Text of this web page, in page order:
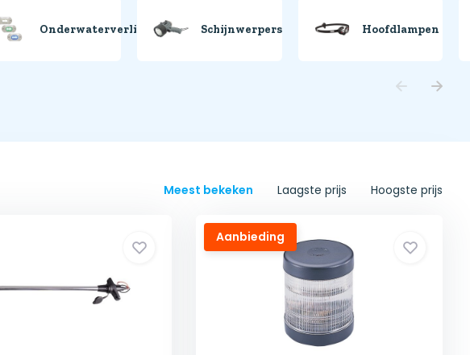
Onderwaterverlichting Schijnwerpers Hoofdlampen
Meest bekeken Laagste prijs Hoogste prijs
Aanbieding